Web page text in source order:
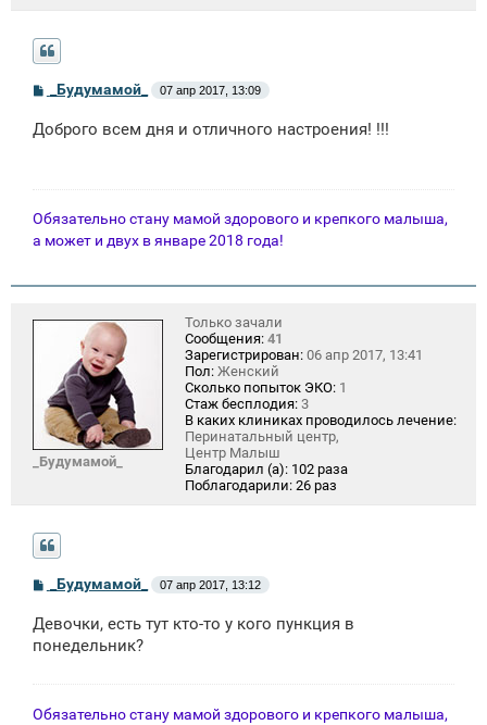
о
б
_Будумамой_ 07 апр 2017, 13:09
Доброго всем дня и отличного настроения! !!!
Обязательно стану мамой здорового и крепкого малыша,
а может и двух в январе 2018 года!
_Будумамой_
Только зачали
Сообщения: 41
Зарегистрирован: 06 апр 2017, 13:41
Пол: Женский
Сколько попыток ЭКО: 1
Стаж бесплодия: 3
В каких клиниках проводилось лечение:
Перинатальный центр,
Центр Малыш
Благодарил (а): 102 раза
Поблагодарили: 26 раз
б
щ
_Будумамой_ 07 апр 2017, 13:12
Девочки, есть тут кто-то у кого пункция в
понедельник?
Обязательно стану мамой здорового и крепкого малыша,